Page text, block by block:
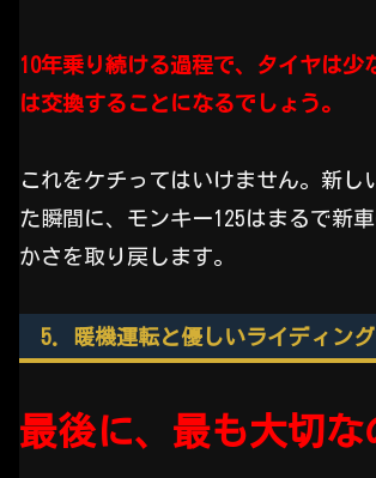
10年乗り続ける過程で、タイヤは少
は交換することになるでしょう。
これをケチってはいけません。新し
た瞬間に、モンキー125はまるで新
かさを取り戻します。
5. 暖機運転と優しいライディング
最後に、最も大切な